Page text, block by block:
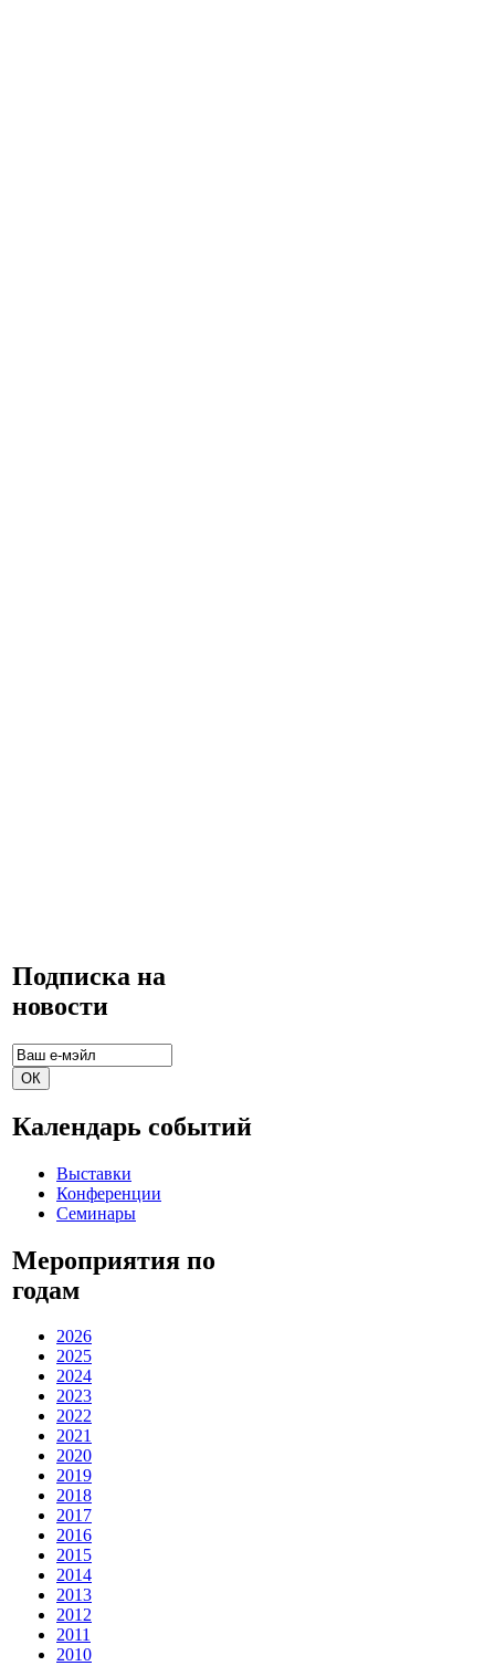
Подписка на
новости
Календарь событий
Выставки
Конференции
Семинары
Мероприятия по
годам
2026
2025
2024
2023
2022
2021
2020
2019
2018
2017
2016
2015
2014
2013
2012
2011
2010